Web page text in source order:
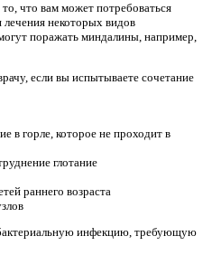
что вам может потребоваться
лечения некоторых видов
поражать миндалины, например,
если вы испытываете сочетание
в горле, которое не проходит в
глотание
раннего возраста
инфекцию, требующую